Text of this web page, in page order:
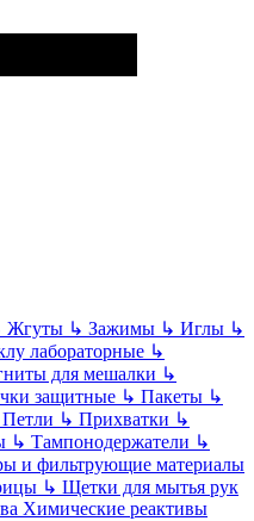
Жгуты ↳ Зажимы ↳ Иглы ↳
лабораторные ↳
для мешалки ↳
защитные ↳ Пакеты ↳
Петли ↳ Прихватки ↳
↳ Тампонодержатели ↳
и фильтрующие материалы
↳ Щетки для мытья рук
Химические реактивы